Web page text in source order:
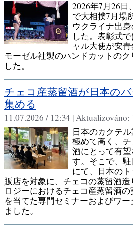
2026年7月26日
で大相撲7月場
ウクライナ出
した。表彰式
ャル大使が安
モーゼル社製のハンドカットのク
した。
チェコ産蒸留酒が日本の
集める
11.07.2026 / 12:34 |Aktualizováno:
日本のカクテ
極めて高く、
酒にとって有
す。そこで、
にて、日本の
販店を対象に、チェコの蒸留酒
ロジーにおけるチェコ産蒸留酒
を当てた専門セミナーおよびワ
ました。